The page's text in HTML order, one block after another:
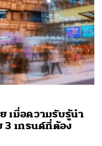
เมื่อความรับรู้นำ
3 เทรนด์ที่ต้อง
EMAIL